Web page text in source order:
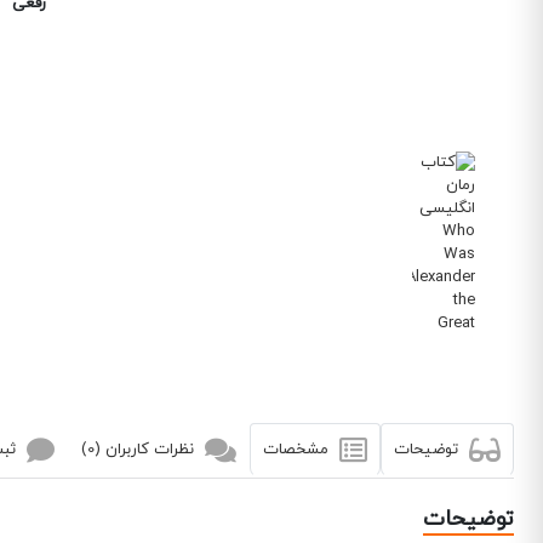
توضیحات مشخصات نظرات کاربران (0)
توضیحات